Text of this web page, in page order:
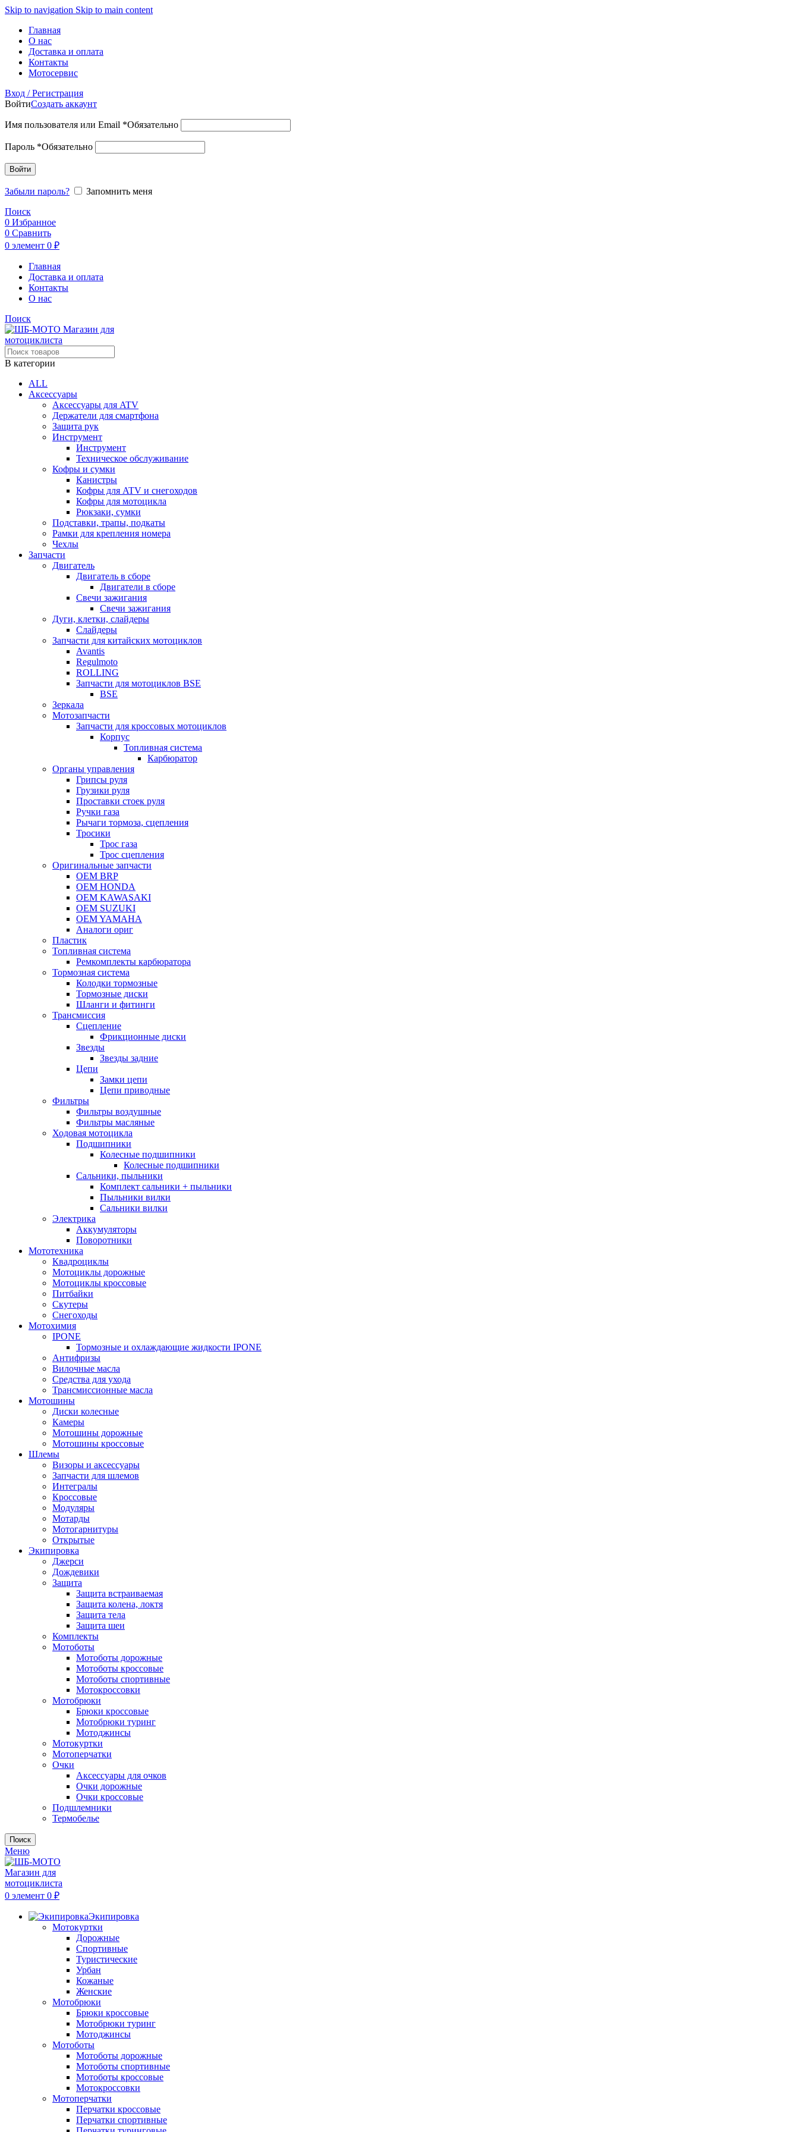
Skip to navigation Skip to main content
Главная
О нас
Доставка и оплата
Контакты
Мотосервис
Вход / Регистрация
ВойтиСоздать аккаунт
Имя пользователя или Email *Обязательно
Пароль *Обязательно
Войти
Забыли пароль?
Запомнить меня
Поиск
0 Избранное
0 Сравнить
0 элемент 0 ₽
Главная
Доставка и оплата
Контакты
О нас
Поиск
В категории
ALL
Аксессуары
Аксессуары для ATV
Держатели для смартфона
Защита рук
Инструмент
Инструмент
Техническое обслуживание
Кофры и сумки
Канистры
Кофры для ATV и снегоходов
Кофры для мотоцикла
Рюкзаки, сумки
Подставки, трапы, подкаты
Рамки для крепления номера
Чехлы
Запчасти
Двигатель
Двигатель в сборе
Двигатели в сборе
Свечи зажигания
Свечи зажигания
Дуги, клетки, слайдеры
Слайдеры
Запчасти для китайских мотоциклов
Avantis
Regulmoto
ROLLING
Запчасти для мотоциклов BSE
BSE
Зеркала
Мотозапчасти
Запчасти для кроссовых мотоциклов
Корпус
Топливная система
Карбюратор
Органы управления
Грипсы руля
Грузики руля
Проставки стоек руля
Ручки газа
Рычаги тормоза, сцепления
Тросики
Трос газа
Трос сцепления
Оригинальные запчасти
OEM BRP
OEM HONDA
OEM KAWASAKI
OEM SUZUKI
OEM YAMAHA
Аналоги ориг
Пластик
Топливная система
Ремкомплекты карбюратора
Тормозная система
Колодки тормозные
Тормозные диски
Шланги и фитинги
Трансмиссия
Cцепление
Фрикционные диски
Звезды
Звезды задние
Цепи
Замки цепи
Цепи приводные
Фильтры
Фильтры воздушные
Фильтры масляные
Ходовая мотоцикла
Подшипники
Колесные подшипники
Колесные подшипники
Сальники, пыльники
Комплект сальники + пыльники
Пыльники вилки
Сальники вилки
Электрика
Аккумуляторы
Поворотники
Мототехника
Квадроциклы
Мотоциклы дорожные
Мотоциклы кроссовые
Питбайки
Скутеры
Снегоходы
Мотохимия
IPONE
Тормозные и охлаждающие жидкости IPONE
Антифризы
Вилочные масла
Средства для ухода
Трансмиссионные масла
Мотошины
Диски колесные
Камеры
Мотошины дорожные
Мотошины кроссовые
Шлемы
Визоры и аксессуары
Запчасти для шлемов
Интегралы
Кроссовые
Модуляры
Мотарды
Мотогарнитуры
Открытые
Экипировка
Джерси
Дождевики
Защита
Защита встраиваемая
Защита колена, локтя
Защита тела
Защита шеи
Комплекты
Мотоботы
Мотоботы дорожные
Мотоботы кроссовые
Мотоботы спортивные
Мотокроссовки
Мотобрюки
Брюки кроссовые
Мотобрюки туринг
Мотоджинсы
Мотокуртки
Мотоперчатки
Очки
Аксессуары для очков
Очки дорожные
Очки кроссовые
Подшлемники
Термобелье
Поиск
Меню
0 элемент 0 ₽
Экипировка
Мотокуртки
Дорожные
Спортивные
Туристические
Урбан
Кожаные
Женские
Мотобрюки
Брюки кроссовые
Мотобрюки туринг
Мотоджинсы
Мотоботы
Мотоботы дорожные
Мотоботы спортивные
Мотоботы кроссовые
Мотокроссовки
Мотоперчатки
Перчатки кроссовые
Перчатки спортивные